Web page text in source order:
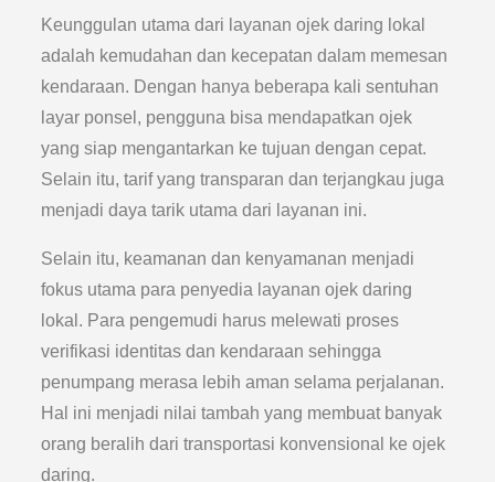
Keunggulan utama dari layanan ojek daring lokal
adalah kemudahan dan kecepatan dalam memesan
kendaraan. Dengan hanya beberapa kali sentuhan
layar ponsel, pengguna bisa mendapatkan ojek
yang siap mengantarkan ke tujuan dengan cepat.
Selain itu, tarif yang transparan dan terjangkau juga
menjadi daya tarik utama dari layanan ini.
Selain itu, keamanan dan kenyamanan menjadi
fokus utama para penyedia layanan ojek daring
lokal. Para pengemudi harus melewati proses
verifikasi identitas dan kendaraan sehingga
penumpang merasa lebih aman selama perjalanan.
Hal ini menjadi nilai tambah yang membuat banyak
orang beralih dari transportasi konvensional ke ojek
daring.